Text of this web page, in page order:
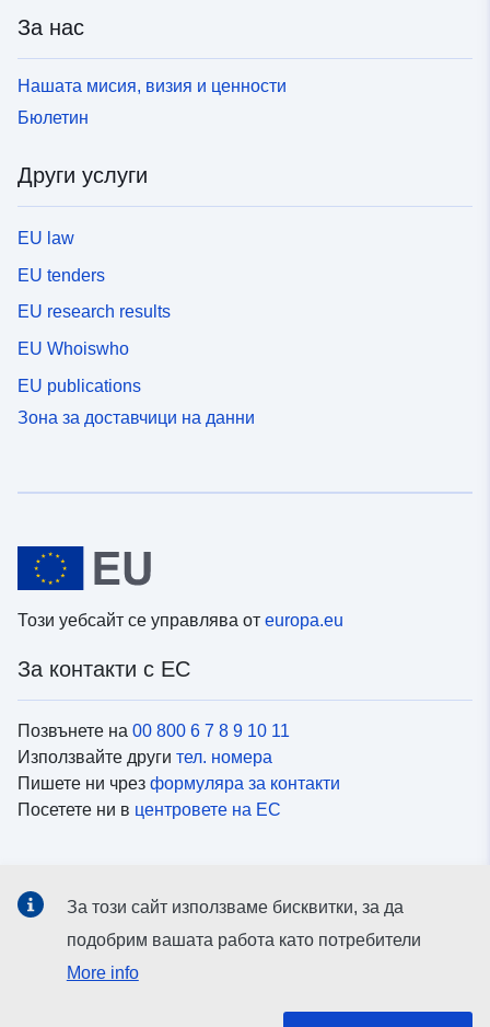
За нас
Нашата мисия, визия и ценности
Бюлетин
Други услуги
EU law
EU tenders
EU research results
EU Whoiswho
EU publications
Зона за доставчици на данни
Този уебсайт се управлява от europa.eu
За контакти с ЕС
Позвънете на 00 800 6 7 8 9 10 11
Използвайте други тел. номера
Пишете ни чрез формуляра за контакти
Посетете ни в центровете на ЕС
Вижте профили на ЕС в социалните медии
Институции и органи на ЕС
За този сайт използваме бисквитки, за да
подобрим вашата работа като потребители
More info